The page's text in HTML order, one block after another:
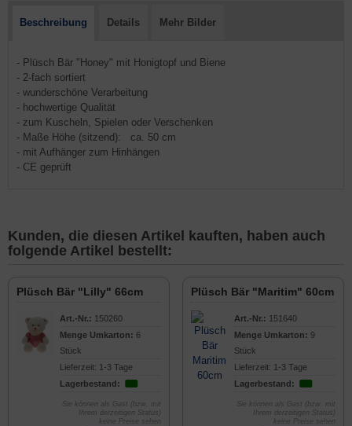
Beschreibung Details Mehr Bilder
- Plüsch Bär "Honey" mit Honigtopf und Biene
- 2-fach sortiert
- wunderschöne Verarbeitung
- hochwertige Qualität
- zum Kuscheln, Spielen oder Verschenken
- Maße Höhe (sitzend): ca. 50 cm
- mit Aufhänger zum Hinhängen
- CE geprüft
Kunden, die diesen Artikel kauften, haben auch
folgende Artikel bestellt:
Plüsch Bär "Lilly" 66cm
Art.-Nr.: 150260
Menge Umkarton: 6
Stück
Lieferzeit: 1-3 Tage
Lagerbestand:
Sie können als Gast (bzw. mit
Ihrem derzeitigen Status)
keine Preise sehen
Plüsch Bär "Maritim" 60cm
Art.-Nr.: 151640
Menge Umkarton: 9
Stück
Lieferzeit: 1-3 Tage
Lagerbestand:
Sie können als Gast (bzw. mit
Ihrem derzeitigen Status)
keine Preise sehen